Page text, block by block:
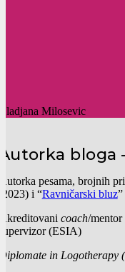
bloga
pesama, brojnih
i “Ravničarski bluz
coach/
(ESIA)
in Logotherapy (